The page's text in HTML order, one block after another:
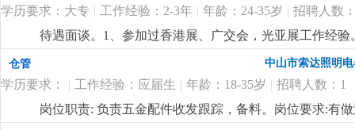
学历要求：大专 | 工作经验：2-3年 | 年龄：24-35岁 | 招聘人数
待遇面谈。1、参加过香港展、广交会，光亚展工作经
也有客户平台收入可观。更详细...
仓管 中山市索达照明
学历要求： | 工作经验：应届生 | 年龄：18-35岁 | 招聘人数：1
岗位职责: 负责五金配件收发跟踪，备料。岗位要求:有